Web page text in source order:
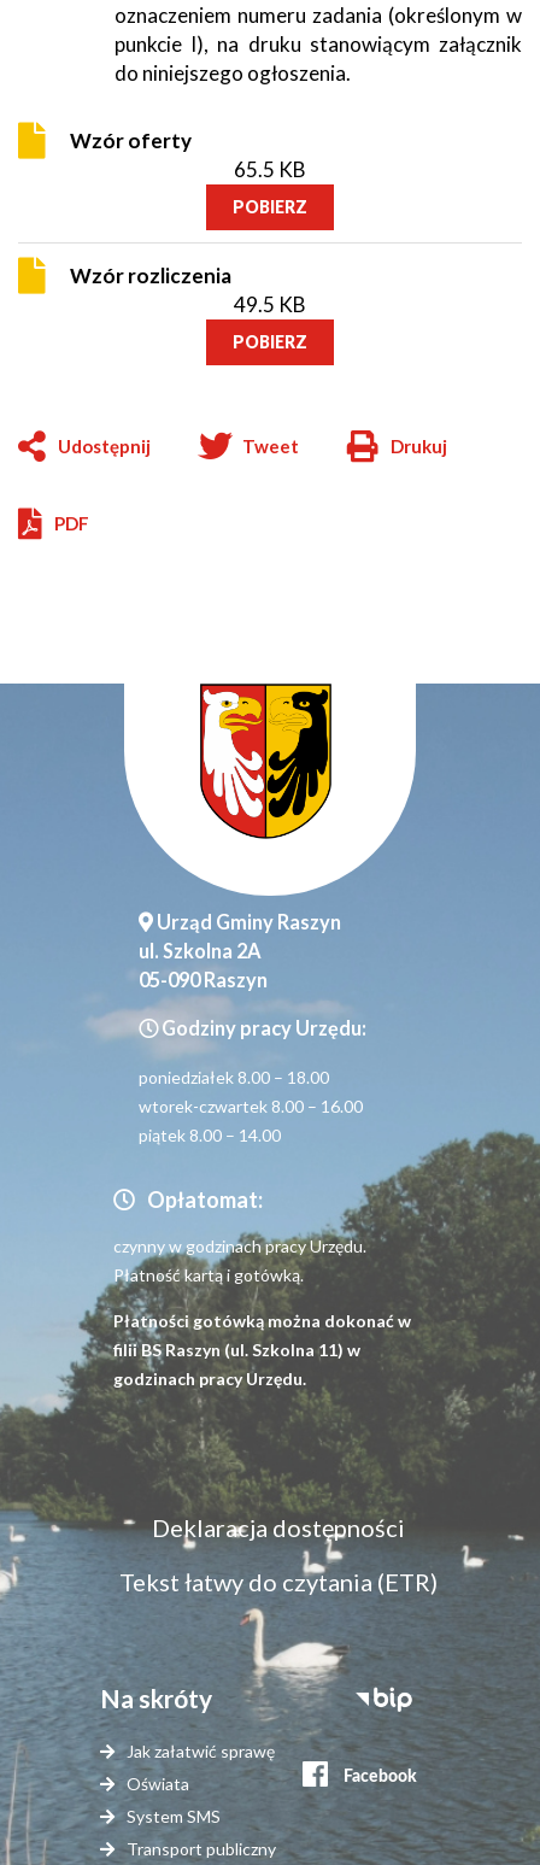
oznaczeniem numeru zadania (określonym w
punkcie I), na druku stanowiącym załącznik
do niniejszego ogłoszenia.
Wzór oferty
65.5 KB
POBIERZ
Wzór rozliczenia
49.5 KB
POBIERZ
Udostępnij Tweet
Will
Drukuj
PDF
Urząd Gminy Raszyn
ul. Szkolna 2A
05-090 Raszyn
Godziny pracy Urzędu:
poniedziałek 8.00 – 18.00
wtorek-czwartek 8.00 – 16.00
piątek 8.00 – 14.00
Opłatomat:
czynny w godzinach pracy Urzędu.
Płatność kartą i gotówką.
Płatności gotówką można dokonać w
filii BS Raszyn (ul. Szkolna 11) w
godzinach pracy Urzędu.
Menu
dostępność
Deklaracja dostępności
Tekst łatwy do czytania (ETR)
Na skróty
Jak załatwić sprawę
Oświata
System SMS
Transport publiczny
Stopka
serwisy
zewnętrzne